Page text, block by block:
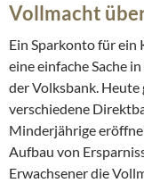
Vollmacht
Ein Sparkonto für ein
eine einfache Sache
der Volksbank. Heute
verschiedene
Minderjährige
Aufbau von
Erwachsener die